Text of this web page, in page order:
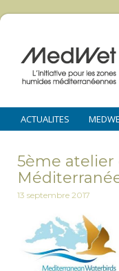
ACTUALITES
5ème atelier
13 septembre 2017